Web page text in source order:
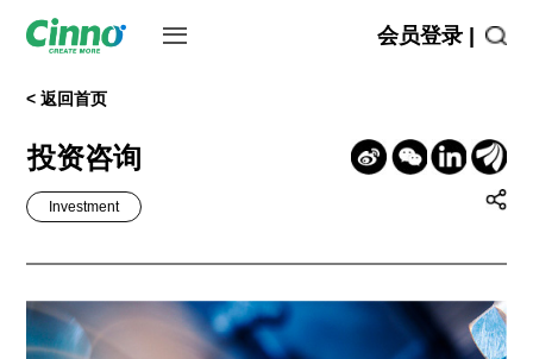
会员登录 |
< 返回首页
投资咨询
Investment